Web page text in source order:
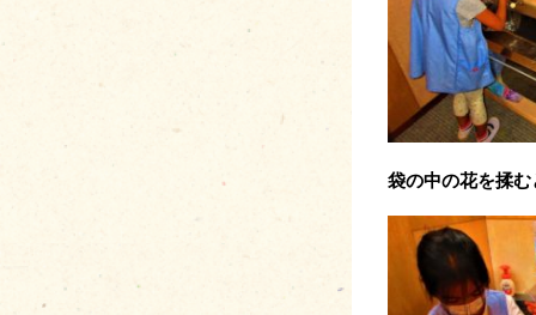
袋の中の花を揉